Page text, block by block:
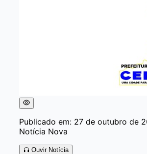
Publicado em: 27 de outubro de
Notícia Nova
Ouvir Notícia